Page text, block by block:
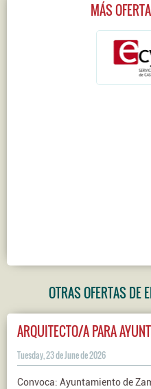
MÁS
OTRAS OFERTAS DE
ARQUITECTO/A PARA
Tuesday, 23 de June de 2026
Convoca: Ayuntamiento de